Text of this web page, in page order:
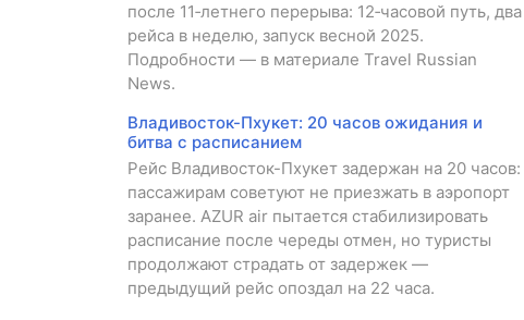
после 11‑летнего перерыва: 12‑часовой путь, два
рейса в неделю, запуск весной 2025.
Подробности — в материале Travel Russian
News.
Владивосток-Пхукет: 20 часов ожидания и
битва с расписанием
Рейс Владивосток-Пхукет задержан на 20 часов:
пассажирам советуют не приезжать в аэропорт
заранее. AZUR air пытается стабилизировать
расписание после череды отмен, но туристы
продолжают страдать от задержек —
предыдущий рейс опоздал на 22 часа.